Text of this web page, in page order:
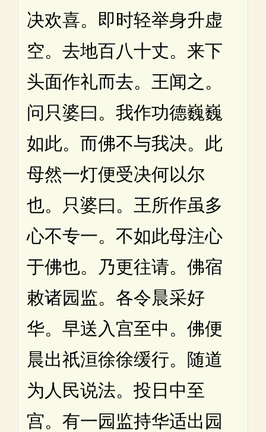
决欢喜。即时轻举身升虚
空。去地百八十丈。来下
头面作礼而去。王闻之。
问只婆曰。我作功德巍巍
如此。而佛不与我决。此
母然一灯便受决何以尔
也。只婆曰。王所作虽多
心不专一。不如此母注心
于佛也。乃更往请。佛宿
敕诸园监。各令晨采好
华。早送入宫至中。佛便
晨出祇洹徐徐缓行。随道
为人民说法。投日中至
宫。有一园监持华适出园